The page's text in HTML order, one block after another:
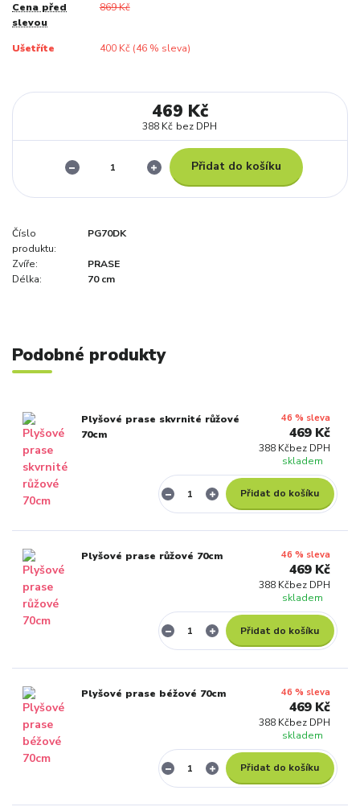
Cena před
slevou
869 Kč
Ušetříte 400 Kč (46% sleva)
469 Kč
388 Kč bez DPH
Přidat do košíku
Číslo
produktu:
PG70DK
Zvíře:
PRASE
Délka:
70 cm
Podobné produkty
Plyšové prase skvrnité růžové
70cm
46 % sleva
469 Kč
388 Kčbez DPH
skladem
Přidat do košíku
Plyšové prase růžové 70cm 46 % sleva
469 Kč
388 Kčbez DPH
skladem
Přidat do košíku
Plyšové prase béžové 70cm 46 % sleva
469 Kč
388 Kčbez DPH
skladem
Přidat do košíku